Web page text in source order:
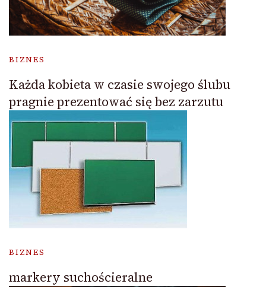
BIZNES
Każda kobieta w czasie swojego ślubu
pragnie prezentować się bez zarzutu
BIZNES
markery suchościeralne